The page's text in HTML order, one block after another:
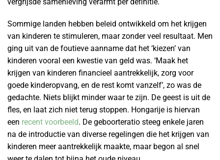
Sommige landen hebben beleid ontwikkeld om het krijgen
van kinderen te stimuleren, maar zonder veel resultaat. Men
ging uit van de foutieve aanname dat het ‘kiezen’ van
kinderen vooral een kwestie van geld was. ‘Maak het
krijgen van kinderen financieel aantrekkelijk, zorg voor
goede kinderopvang, en de rest komt vanzelf’, zo was de
gedachte. Niets blijkt minder waar te zijn. De geest is uit de
fles, en laat zich niet terug stoppen. Hongarije is hiervan
een recent voorbeeld. De geboorteratio steeg enkele jaren
na de introductie van diverse regelingen die het krijgen van
kinderen meer aantrekkelijk maakte, maar begon al snel